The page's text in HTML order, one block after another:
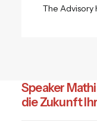
The Advisory
Speaker
die Zukunft